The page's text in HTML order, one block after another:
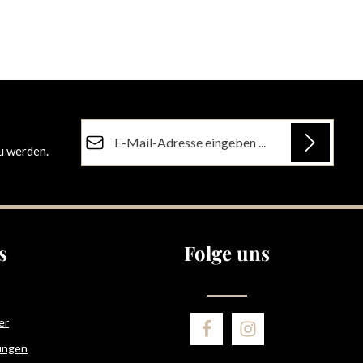
werden.
Ich habe dieDatenschutzbestimmungenzur
Pflichtfelder.
Folge uns